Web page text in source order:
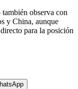
observa con
y China, aunque
para la posición